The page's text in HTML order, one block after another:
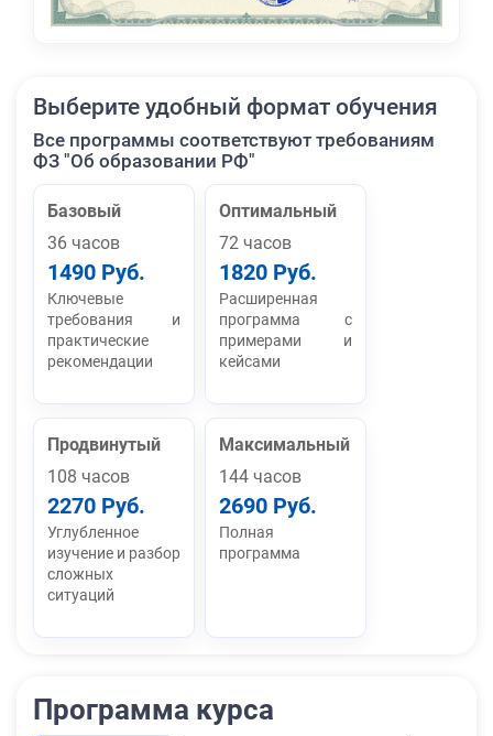
Выберите удобный формат обучения
Все программы соответствуют требованиям
ФЗ "Об образовании РФ"
Базовый
36 часов
1490 Руб.
Ключевые
требования и
практические
рекомендации
Оптимальный
72 часов
1820 Руб.
Расширенная
программа с
примерами и
кейсами
Продвинутый
108 часов
2270 Руб.
Углубленное
изучение и разбор
сложных
ситуаций
Максимальный
144 часов
2690 Руб.
Полная
программа
Программа курса